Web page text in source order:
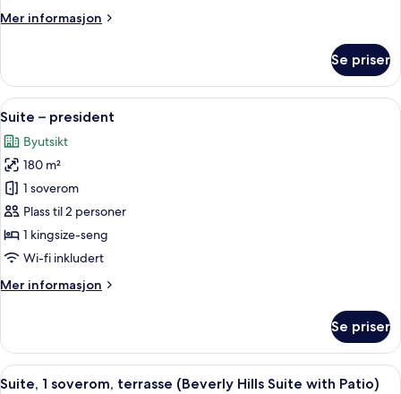
(Bungalow
Mer informasjon
Mer
1
soverom,
privat
basseng
(Bungalow
5)
Se priser
Åpne
alle
bildene
av
Suite
–
president
Suite – president | Oppholdsområde
9
Suite – president
Byutsikt
180 m²
1 soverom
Plass til 2 personer
1 kingsize-seng
Wi-fi inkludert
Mer informasjon
Mer
–
president
Se priser
Åpne
Suite, 1 soverom, terrasse (Beverly
10
Suite, 1 soverom, terrasse (Beverly Hills Suite with Patio)